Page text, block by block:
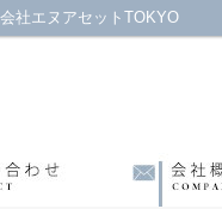
社エヌアセットTOKYO